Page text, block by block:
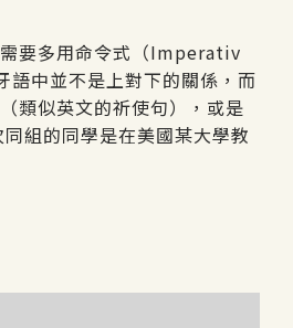
要多用命令式（Imperativ
語中並不是上對下的關係，而
類似英文的祈使句），或是
組的同學是在美國某大學教